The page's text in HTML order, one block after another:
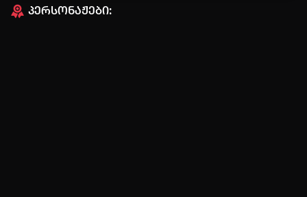
პერსონაჟები: